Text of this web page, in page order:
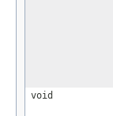
void